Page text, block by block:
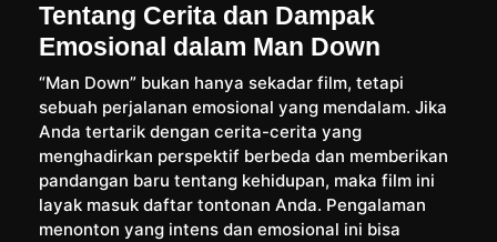
Tentang Cerita dan Dampak
Emosional dalam Man Down
“Man Down” bukan hanya sekadar film, tetapi
sebuah perjalanan emosional yang mendalam. Jika
Anda tertarik dengan cerita-cerita yang
menghadirkan perspektif berbeda dan memberikan
pandangan baru tentang kehidupan, maka film ini
layak masuk daftar tontonan Anda. Pengalaman
menonton yang intens dan emosional ini bisa